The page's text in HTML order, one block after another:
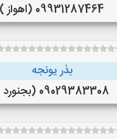
09931287464 (اهواز )
بذر یونجه
09029383308 (بجنورد )